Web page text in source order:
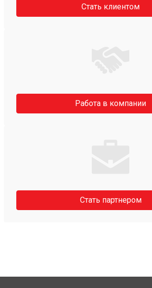
Стать клиентом
Работа в компании
Стать партнером